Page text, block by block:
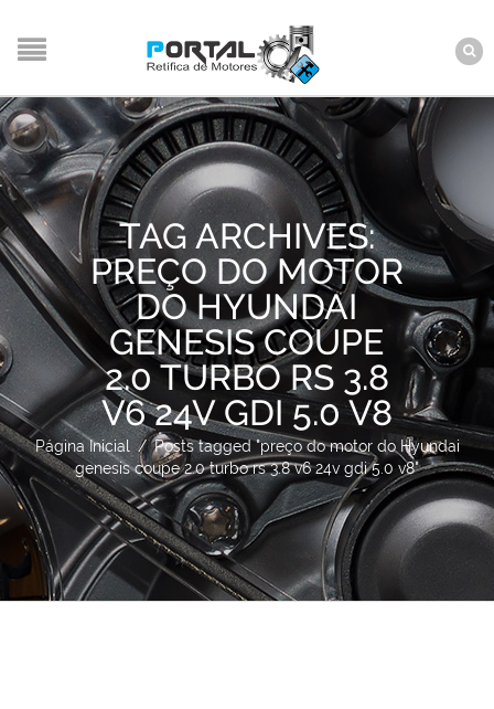
TAG ARCHIVES:
PREÇO DO MOTOR
DO HYUNDAI
GENESIS COUPE
2.0 TURBO RS 3.8
V6 24V GDI 5.0 V8
Página Inicial / Posts tagged "preço do motor do Hyundai
genesis coupe 2.0 turbo rs 3.8 v6 24v gdi 5.0 v8"